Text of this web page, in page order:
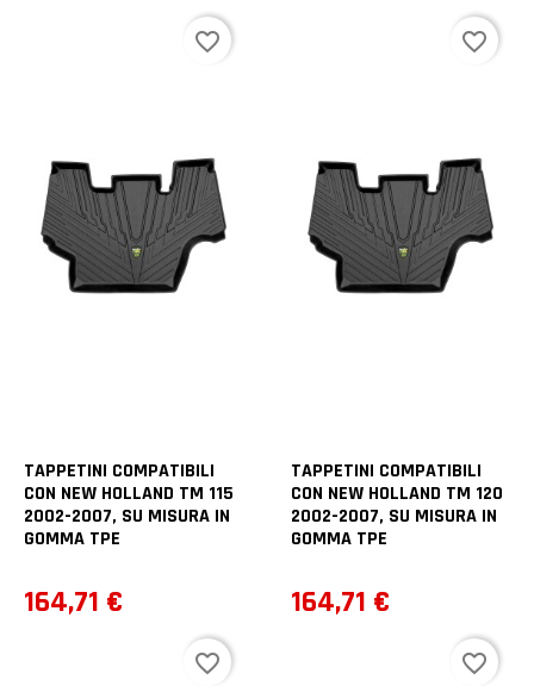
TAPPETINI COMPATIBILI
CON NEW HOLLAND TM 115
2002-2007, SU MISURA IN
GOMMA TPE
Prezzo
164,71 €
favorite_border
TAPPETINI COMPATIBILI
CON NEW HOLLAND TM 120
2002-2007, SU MISURA IN
GOMMA TPE
Prezzo
164,71 €
favorite_border
favorite_border favorite_border